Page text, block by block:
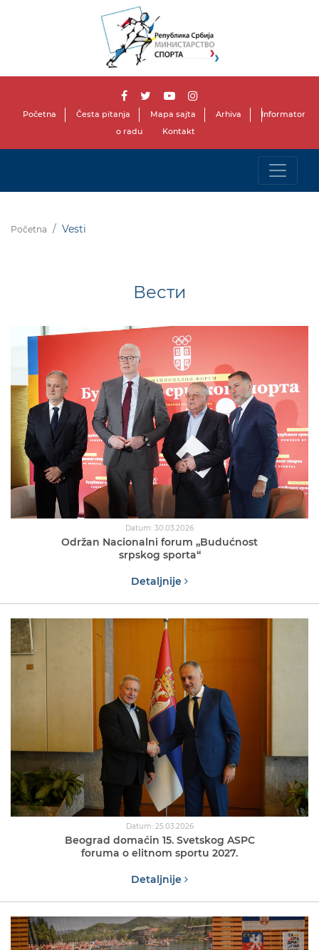
Početna Česta pitanja Mapa sajta Arhiva
Informator
o radu
Kontakt
Početna Vesti
Вести
Datum: 30.03.2026
Održan Nacionalni forum ,,Budućnost
srpskog sporta“
Detaljnije
Datum: 25.03.2026
Beograd domaćin 15. Svetskog ASPC
foruma o elitnom sportu 2027.
Detaljnije